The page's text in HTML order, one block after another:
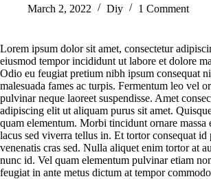
March 2, 2022 Diy 1 Comment
Lorem ipsum dolor sit amet, consectetur
eiusmod tempor incididunt ut labore et dolore
Odio eu feugiat pretium nibh ipsum consequat
malesuada fames ac turpis. Fermentum leo vel
pulvinar neque laoreet suspendisse. Amet
adipiscing elit ut aliquam purus sit amet.
quam elementum. Morbi tincidunt ornare massa
lacus sed viverra tellus in. Et tortor consequat id
venenatis cras sed. Nulla aliquet enim tortor at
nunc id. Vel quam elementum pulvinar etiam
feugiat in ante metus dictum at tempor